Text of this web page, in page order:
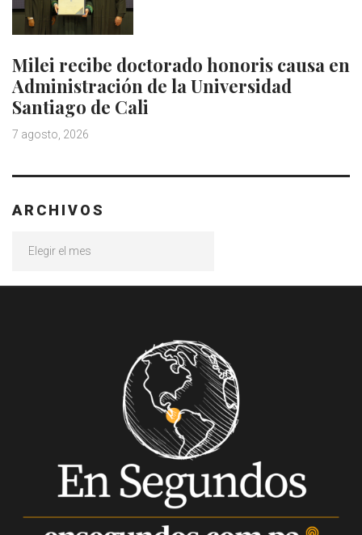
Milei recibe doctorado honoris causa en
Administración de la Universidad
Santiago de Cali
7 agosto, 2026
ARCHIVOS